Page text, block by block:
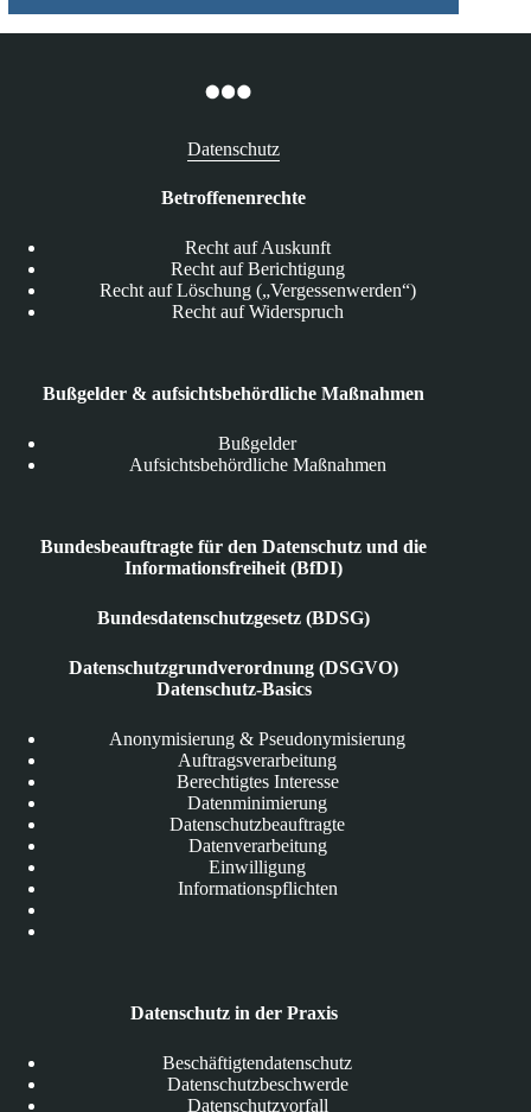
Datenschutz
Betroffenenrechte
Recht auf Auskunft
Recht auf Berichtigung
Recht auf Löschung („Vergessenwerden“)
Recht auf Widerspruch
Bußgelder & aufsichtsbehördliche Maßnahmen
Bußgelder
Aufsichtsbehördliche Maßnahmen
Bundesbeauftragte für den Datenschutz und die
Informationsfreiheit (BfDI)
Bundesdatenschutzgesetz (BDSG)
Datenschutzgrundverordnung (DSGVO)
Datenschutz-Basics
Anonymisierung & Pseudonymisierung
Auftragsverarbeitung
Berechtigtes Interesse
Datenminimierung
Datenschutzbeauftragte
Datenverarbeitung
Einwilligung
Informationspflichten
Datenschutz in der Praxis
Beschäftigtendatenschutz
Datenschutzbeschwerde
Datenschutzvorfall